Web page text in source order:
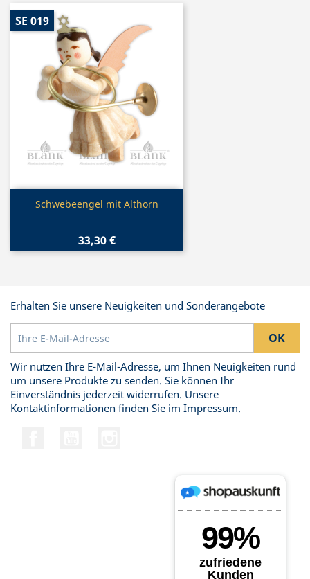
Vorschau
Schwebeengel mit Althorn
33,30 €
SE 019
Erhalten Sie unsere Neuigkeiten und Sonderangebote
Wir nutzen Ihre E-Mail-Adresse, um Ihnen Neuigkeiten rund
um unsere Produkte zu senden. Sie können Ihr
Einverständnis jederzeit widerrufen. Unsere
Kontaktinformationen finden Sie im Impressum.